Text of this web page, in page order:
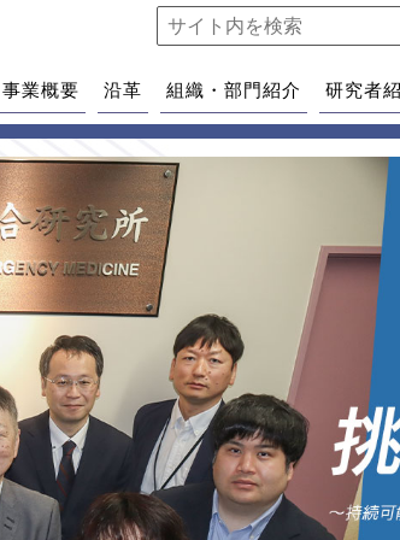
事業概要 沿革 組織・部門紹介 研究者